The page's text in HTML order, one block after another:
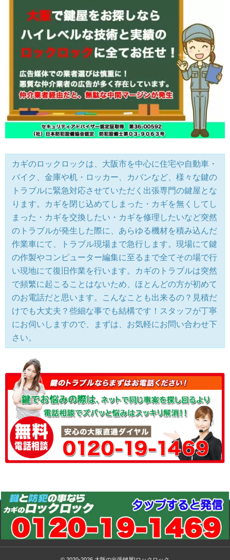
カギのロックロックは、大阪市を中心に住宅や自動車・
バイク、金庫や机・ロッカー、カバンなど、様々な鍵の
トラブルに緊急対応させていただく出張専門の鍵屋とな
ります。カギを閉じ込めてしまった・カギを無くしてし
まった・カギを交換したい・カギを修理したいなど突然
のトラブルが発生した際に、あらゆる機材を積み込んだ
作業車にて、トラブル現場まで急行します。現場にて鍵
の作製やコンピューター編集に至るまで全てその場で行
い現地にて復旧作業を行います。カギのトラブルは突然
で頻繁に起こることはないため、ほとんどの方が初めて
のお電話だと思います。こんなことも出来るの？見積だ
けでも大丈夫？些細な事でも結構です！スタッフが丁寧
にお伺いしますので、まずは、お気軽にお問い合わせ下
さい。